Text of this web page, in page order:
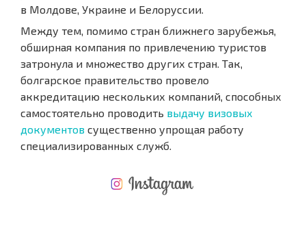
в Молдове, Украине и Белоруссии.
Между тем, помимо стран ближнего зарубежья,
обширная компания по привлечению туристов
затронула и множество других стран. Так,
болгарское правительство провело
аккредитацию нескольких компаний, способных
самостоятельно проводить выдачу визовых
документов существенно упрощая работу
специализированных служб.